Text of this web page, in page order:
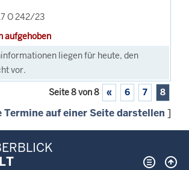
O 242/23
aufgehoben
liegen für heute, den
vor.
Seite 8 von 8 « 6 7 8
Termine auf einer Seite darstellen ]
Überblick: